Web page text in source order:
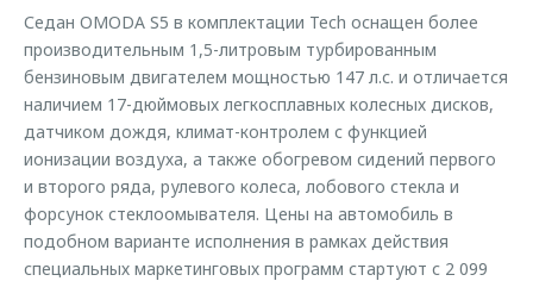
Седан OMODA S5 в комплектации Tech оснащен более
производительным 1,5-литровым турбированным
бензиновым двигателем мощностью 147 л.с. и отличается
наличием 17-дюймовых легкосплавных колесных дисков,
датчиком дождя, климат-контролем с функцией
ионизации воздуха, а также обогревом сидений первого
и второго ряда, рулевого колеса, лобового стекла и
форсунок стеклоомывателя. Цены на автомобиль в
подобном варианте исполнения в рамках действия
специальных маркетинговых программ стартуют с 2 099